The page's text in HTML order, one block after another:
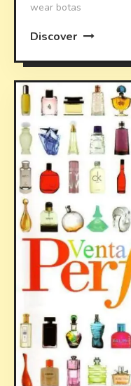
wear botas
Discover